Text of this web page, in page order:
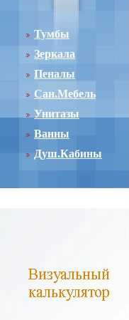
Тумбы
Зеркала
Пеналы
Сан.Мебель
Унитазы
Ванны
Душ.Кабины